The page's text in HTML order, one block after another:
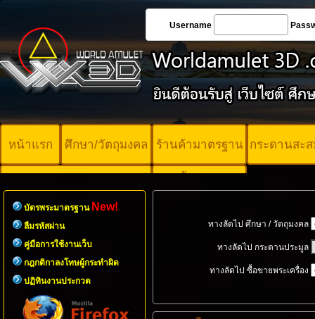
Username
หน้าแรก ศึกษา/วัตถุมงคล ร้านค้ามาตรฐาน กระดานสะ
บัตรพระ
มาตรฐาน
บัตรพระมาตรฐาน New!
ลืมรหัสผ่าน
คู่มือการใช้งานเว็บ
กฎกติกาลงโทษผู้กระทำผิด
ปฏิทินงานประกวด
ทางลัดไป ศึกษา / วัตถุมงคล
ทางลัดไป กระดานประมูล
ทางลัดไป ซื้อขายพระเครื่อง